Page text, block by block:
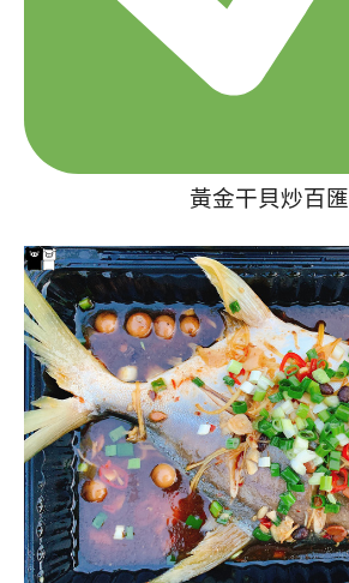
黃金干貝炒百匯